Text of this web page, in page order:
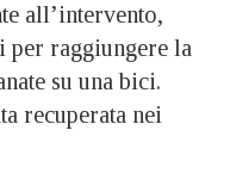
all’intervento,
per raggiungere la
su una bici.
recuperata nei